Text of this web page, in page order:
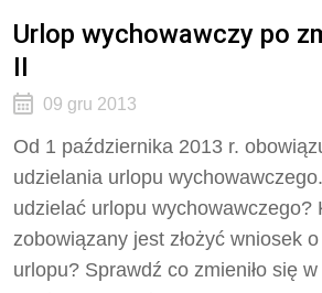
Urlop wychowawczy po
II
09 gru 2013
Od 1 października 2013 r.
udzielania urlopu
udzielać urlopu wychowawczego?
zobowiązany jest złożyć wniosek
urlopu? Sprawdź co zmieniło się